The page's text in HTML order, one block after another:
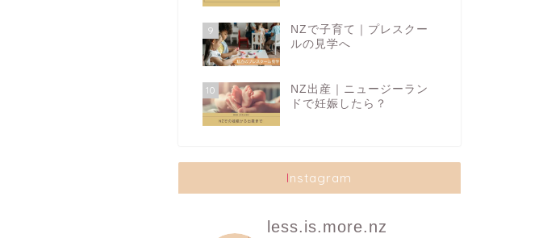
9
NZで子育て｜プレスクー
ルの見学へ
10
NZ出産｜ニュージーラン
ドで妊娠したら？
Instagram
less.is.more.nz